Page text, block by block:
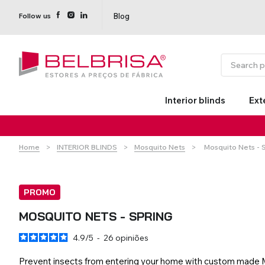
Follow us Blog
Interior blinds
Roller Blinds TECNOROL®
PVC Shutters
Curtains With/Without
Home INTERIOR BLINDS Mosquito Nets Current:
Mosquito Nets -
PROMO
MOSQUITO NETS - SPRING
4.9/5 - 26 opiniões
Prevent insects from entering your home with custom made